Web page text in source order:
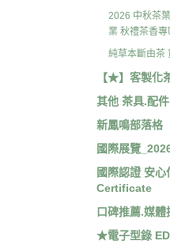
2026 中秋茶
業 秋禮茶香專
純草本斷由茶
【★】客製化
其他 茶具.配件
新鳳鳴部落格
國際展覽
國際認證 安
Certificate
口碑推薦.媒體
★電子型錄